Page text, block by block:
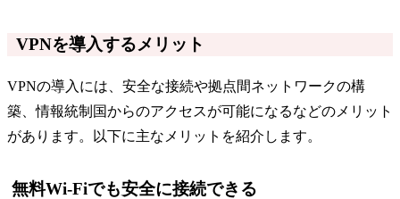
VPNを導入するメリット
VPNの導入には、安全な接続や拠点間ネットワークの構
築、情報統制国からのアクセスが可能になるなどのメリット
があります。以下に主なメリットを紹介します。
無料Wi-Fiでも安全に接続できる